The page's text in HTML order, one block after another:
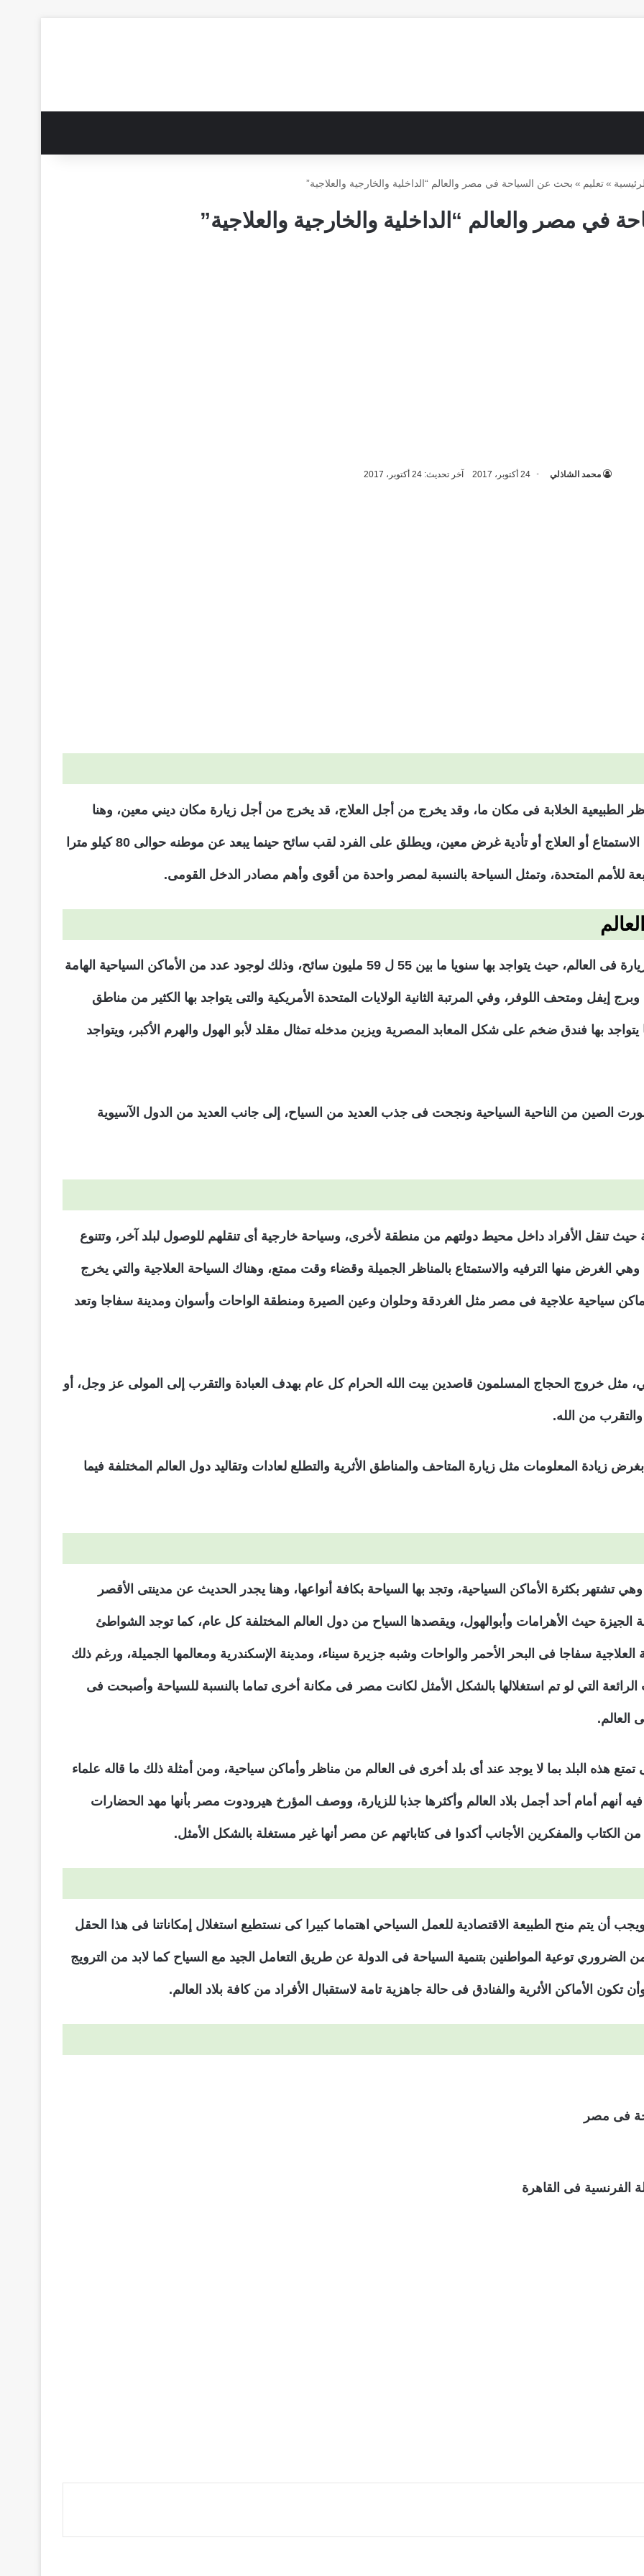
» تعليم » بحث عن السياحة في مصر والعالم “الداخلية والخارجية والعلاجية”
في مصر والعالم “الداخلية والخارجية والعلاجية”
محمد الشاذلي 24 أكتوبر، 2017 آخر تحديث: 24 أكتوبر، 2017
الطبيعية الخلابة فى مكان ما، وقد يخرج من أجل العلاج، قد يخرج من أجل زيارة مكان ديني معين، وهنا
يتضح تعريف السياحة وهى التى تعنى السفر بهدف الاستمتاع أو العلاج أو تأدية غرض معين، ويطلق على الفرد لقب سائح حينما يبعد عن موطنه حوالى 80 كيلو مترا
للأمم المتحدة، وتمثل السياحة بالنسبة لمصر واحدة من أقوى وأهم مصادر الدخل القومى.
تأتي دولة فرنسا على رأس الدول السياحية الأكثر زيارة فى العالم، حيث يتواجد بها سنويا ما بين 55 ل 59 مليون سائح، وذلك لوجود عدد من الأماكن السياحية الهامة
إيفل ومتحف اللوفر، وفي المرتبة الثانية الولايات المتحدة الأمريكية والتى يتواجد بها الكثير من مناطق
يتواجد بها فندق ضخم على شكل المعابد المصرية ويزين مدخله تمثال مقلد لأبو الهول والهرم الأكبر، ويتواجد
تطورت الصين من الناحية السياحية ونجحت فى جذب العديد من السياح، إلى جانب العديد من الدول الآسيوية
حيث تنقل الأفراد داخل محيط دولتهم من منطقة لأخرى، وسياحة خارجية أى تنقلهم للوصول لبلد آخر، وتتنوع
وهي الغرض منها الترفيه والاستمتاع بالمناظر الجميلة وقضاء وقت ممتع، وهناك السياحة العلاجية والتي يخرج
سياحية علاجية فى مصر مثل الغردقة وحلوان وعين الصيرة ومنطقة الواحات وأسوان ومدينة سفاجا وتعد
مثل خروج الحجاج المسلمون قاصدين بيت الله الحرام كل عام بهدف العبادة والتقرب إلى المولى عز وجل، أو
من الله.
زيادة المعلومات مثل زيارة المتاحف والمناطق الأثرية والتطلع لعادات وتقاليد دول العالم المختلفة فيما
بكثرة الأماكن السياحية، وتجد بها السياحة بكافة أنواعها، وهنا يجدر الحديث عن مدينتى الأقصر
الجيزة حيث الأهرامات وأبوالهول، ويقصدها السياح من دول العالم المختلفة كل عام، كما توجد الشواطئ
سفاجا فى البحر الأحمر والواحات وشبه جزيرة سيناء، ومدينة الإسكندرية ومعالمها الجميلة، ورغم ذلك
الرائعة التي لو تم استغلالها بالشكل الأمثل لكانت مصر فى مكانة أخرى تماما بالنسبة للسياحة وأصبحت فى
العالم.
هذه البلد بما لا يوجد عند أى بلد أخرى فى العالم من مناظر وأماكن سياحية، ومن أمثلة ذلك ما قاله علماء
أمام أحد أجمل بلاد العالم وأكثرها جذبا للزيارة، ووصف المؤرخ هيرودوت مصر بأنها مهد الحضارات
الكتاب والمفكرين الأجانب أكدوا فى كتاباتهم عن مصر أنها غير مستغلة بالشكل الأمثل.
أن يتم منح الطبيعة الاقتصادية للعمل السياحي اهتماما كبيرا كى نستطيع استغلال إمكاناتنا فى هذا الحقل
الضروري توعية المواطنين بتنمية السياحة فى الدولة عن طريق التعامل الجيد مع السياح كما لابد من الترويج
تكون الأماكن الأثرية والفنادق فى حالة جاهزية تامة لاستقبال الأفراد من كافة بلاد العالم.
فى القاهرة